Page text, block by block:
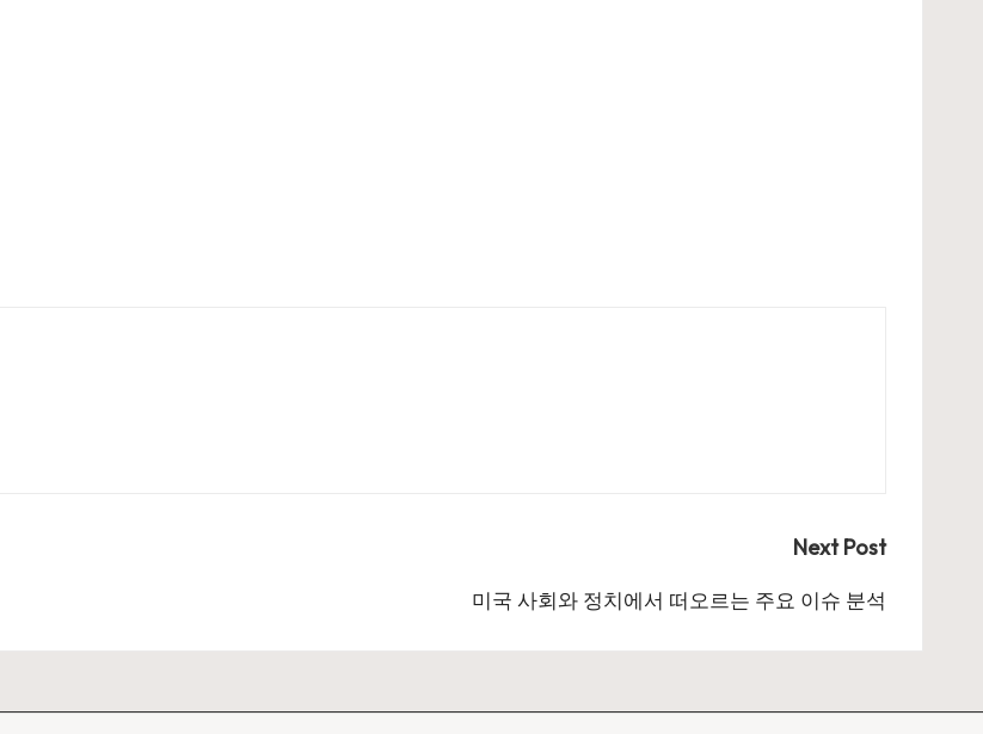
Next Post
미국 사회와 정치에서 떠오르는 주요 이슈 분석